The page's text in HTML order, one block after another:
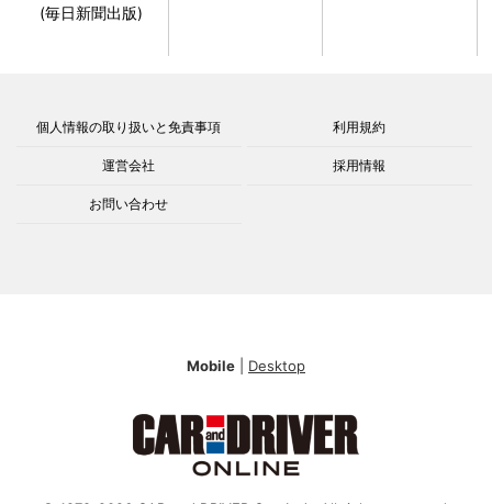
(毎日新聞出版)
個人情報の取り扱いと免責事項 利用規約
運営会社 採用情報
お問い合わせ
Mobile Desktop